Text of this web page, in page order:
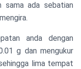
sama ada sebatian
anda dengan
g dan mengukur
lima tempat